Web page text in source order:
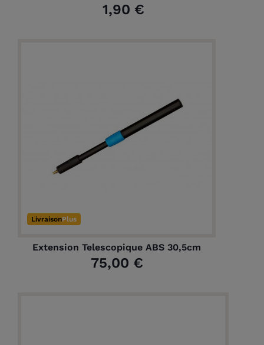
1,90 €
LivraisonPlus
Extension Telescopique ABS 30,5cm
75,00 €